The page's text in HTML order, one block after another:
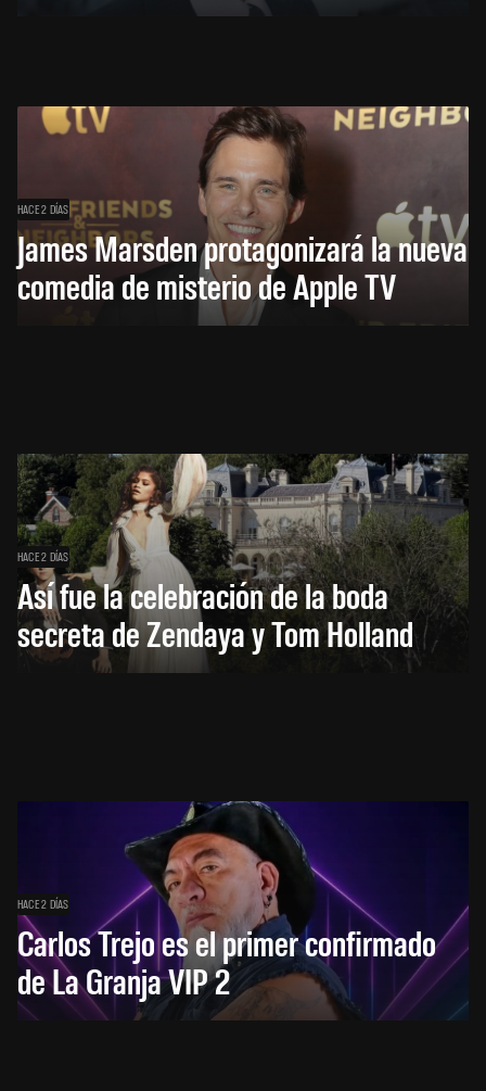
HACE 2 DÍAS
James Marsden protagonizará la nueva
comedia de misterio de Apple TV
HACE 2 DÍAS
Así fue la celebración de la boda
secreta de Zendaya y Tom Holland
HACE 2 DÍAS
Carlos Trejo es el primer confirmado
de La Granja VIP 2